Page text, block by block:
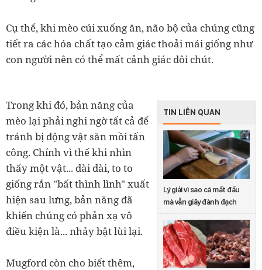
Cụ thể, khi mèo cúi xuống ăn, não bộ của chúng cũng
tiết ra các hóa chất tạo cảm giác thoải mái giống như
con người nên có thể mất cảnh giác đôi chút.
TIN LIÊN QUAN
Lý giải vì sao cá mất đầu
mà vẫn giãy đành đạch
Trong khi đó, bản năng của
mèo lại phải nghi ngờ tất cả để
tránh bị động vật săn mồi tấn
công. Chính vì thế khi nhìn
thấy một vật... dài dài, to to
giống rắn "bất thình lình" xuất
hiện sau lưng, bản năng đã
khiến chúng có phản xạ vô
điều kiện là... nhảy bật lùi lại.
Mugford còn cho biết thêm,